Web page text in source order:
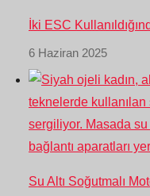
İki ESC
6 Haziran 2025
Su Altı Soğutmalı